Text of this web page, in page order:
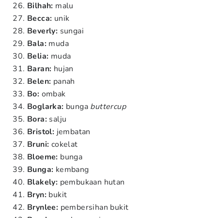
Bilhah: malu
Becca: unik
Beverly: sungai
Bala: muda
Belia: muda
Baran: hujan
Belen: panah
Bo: ombak
Boglarka: bunga buttercup
Bora: salju
Bristol: jembatan
Bruni: cokelat
Bloeme: bunga
Bunga: kembang
Blakely: pembukaan hutan
Bryn: bukit
Brynlee: pembersihan bukit